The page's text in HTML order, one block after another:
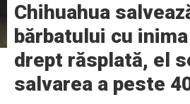
Chihuahua
bărbatului cu
drept răsplată, el
salvarea a peste